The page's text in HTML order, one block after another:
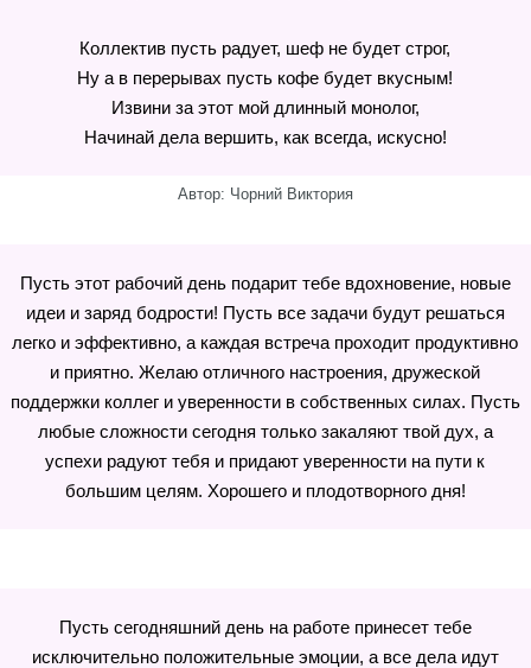
Коллектив пусть радует, шеф не будет строг,
Ну а в перерывах пусть кофе будет вкусным!
Извини за этот мой длинный монолог,
Начинай дела вершить, как всегда, искусно!
Автор: Чорний Виктория
Пусть этот рабочий день подарит тебе вдохновение, новые
идеи и заряд бодрости! Пусть все задачи будут решаться
легко и эффективно, а каждая встреча проходит продуктивно
и приятно. Желаю отличного настроения, дружеской
поддержки коллег и уверенности в собственных силах. Пусть
любые сложности сегодня только закаляют твой дух, а
успехи радуют тебя и придают уверенности на пути к
большим целям. Хорошего и плодотворного дня!
Пусть сегодняшний день на работе принесет тебе
исключительно положительные эмоции, а все дела идут